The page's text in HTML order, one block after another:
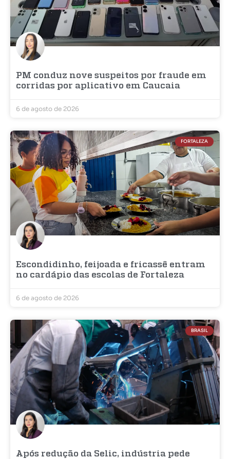
PM conduz nove suspeitos por fraude em
corridas por aplicativo em Caucaia
6 de agosto de 2026
FORTALEZA
Escondidinho, feijoada e fricassê entram
no cardápio das escolas de Fortaleza
6 de agosto de 2026
BRASIL
Após redução da Selic, indústria pede